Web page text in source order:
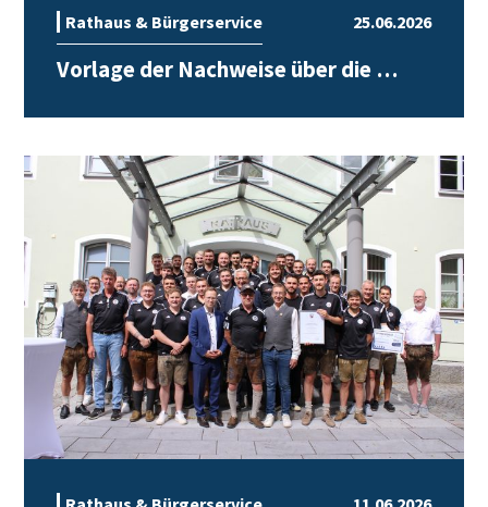
25.06.2026
Rathaus & Bürgerservice
Vorlage der Nachweise über die …